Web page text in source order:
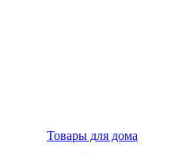
Товары для дома